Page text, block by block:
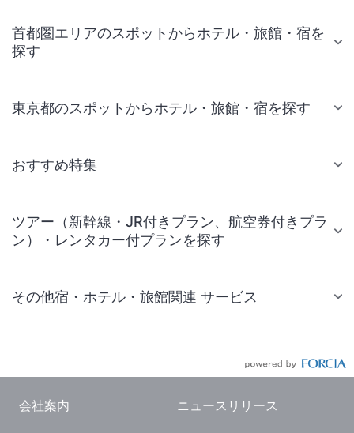
首都圏エリアのスポットからホテル・旅館・宿を
探す
東京都のスポットからホテル・旅館・宿を探す
おすすめ特集
ツアー（新幹線・JR付きプラン、航空券付きプラ
ン）・レンタカー付プランを探す
その他宿・ホテル・旅館関連 サービス
会社案内 ニュースリリース